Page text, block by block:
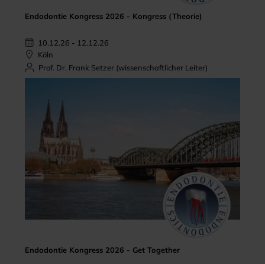
Endodontie Kongress 2026 - Kongress (Theorie)
10.12.26 - 12.12.26
Köln
Prof. Dr. Frank Setzer (wissenschaftlicher Leiter)
Endodontie Kongress 2026 - Get Together